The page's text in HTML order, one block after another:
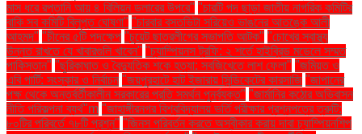
মাস ধরে রপ্তানি আয় ৪ বিলিয়ন ডলারের উপরে" "চারটি পদ ছাড়া জাতীয় নাগরিক কমিটির
বাকি সব কমিটি বিলুপ্ত ঘোষণা" "চারবার বসতভিটা সরিয়েও ভাঙনের আতঙ্কে আলী
আহমদ" "চীনের ৫টি পদক্ষেপ "চুয়েট ছাত্রলীগের সভাপতি আটক" "চোখের স্বাস্থ্য
উন্নত রাখতে যে খাবারগুলি খাবেন" "চ্যাম্পিয়নস ট্রফি: ২ শর্তে হাইব্রিড মডেলে সম্মত
পাকিস্তান" "ছুরিকাঘাত ও বৈদ্যুতিক শকে হত্যা: সবজিখেতে লাশ ফেলা" "জমিয়ত ও
এবি পার্টি: সংস্কার ও নির্বাচন "জয়পুরহাটে হাট ইজারায় সিন্ডিকেটের কারসাজি "জাপানের
পক্ষ থেকে অন্তর্বর্তীকালীন সরকারের প্রতি সমর্থন পুনর্ব্যক্ত" "জার্মানির কঠোর অভিবাসন
নীতি পরিকল্পনা ব্যর্থ"m "জাহাঙ্গীরনগর বিশ্ববিদ্যালয় ভর্তি পরীক্ষার প্রশ্নপত্রে ত্রুটি:
৮০টির পরিবর্তে ৭৮টি প্রশ্ন" "জিনস পরিবর্তন করতে অস্বীকার করায় দাবা চ্যাম্পিয়নশিপ